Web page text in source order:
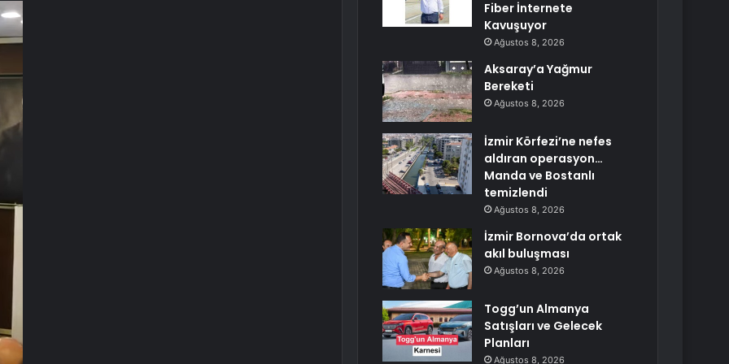
Fiber İnternete
Kavuşuyor
Ağustos 8, 2026
Aksaray’a Yağmur
Bereketi
Ağustos 8, 2026
İzmir Körfezi’ne nefes
aldıran operasyon…
Manda ve Bostanlı
temizlendi
Ağustos 8, 2026
İzmir Bornova’da ortak
akıl buluşması
Ağustos 8, 2026
Togg’un Almanya
Satışları ve Gelecek
Planları
Ağustos 8, 2026